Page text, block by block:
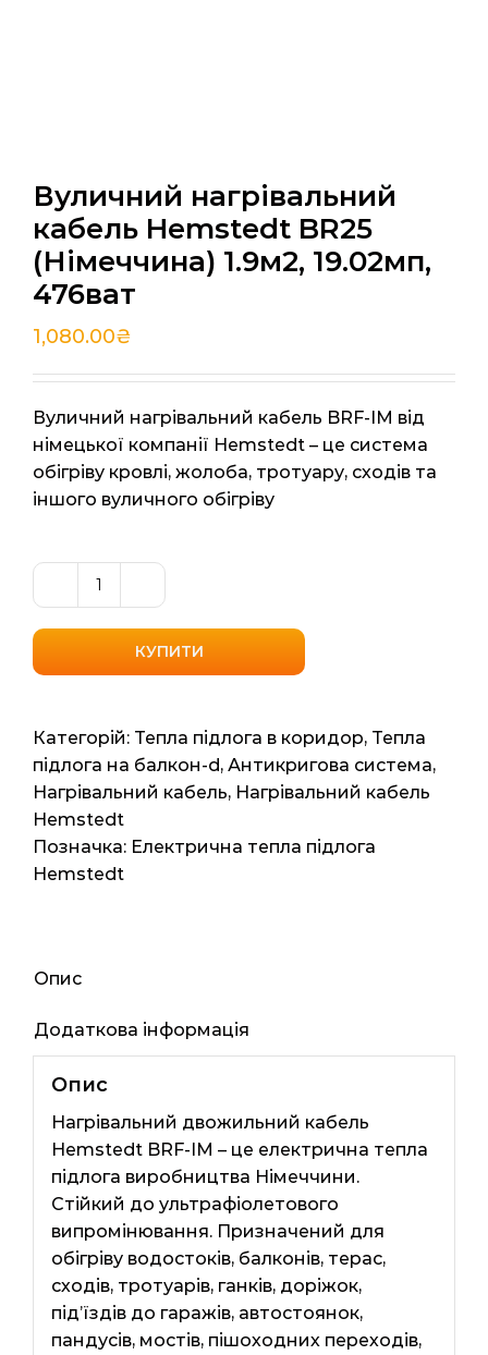
Вуличний нагрівальний
кабель Hemstedt BR25
(Німеччина) 1.9м2, 19.02мп,
476ват
1,080.00₴
Вуличний нагрівальний кабель BRF-IM від
німецької компанії Hemstedt – це система
обігріву кровлі, жолоба, тротуару, сходів та
іншого вуличного обігріву
Вуличний
нагрівальний
кабель
Hemstedt
(Німеччина)
1.9м2,
19.02мп,
476ват
кількість
КУПИТИ
Категорій: Тепла підлога в коридор, Тепла
підлога на балкон-d, Антикригова система,
Нагрівальний кабель, Нагрівальний кабель
Hemstedt
Позначка: Електрична тепла підлога
Hemstedt
Опис
Додаткова інформація
Опис
Нагрівальний двожильний кабель
Hemstedt BRF-IM – це електрична тепла
підлога виробництва Німеччини.
Стійкий до ультрафіолетового
випромінювання. Призначений для
обігріву водостоків, балконів, терас,
сходів, тротуарів, ганків, доріжок,
під’їздів до гаражів, автостоянок,
пандусів, мостів, пішоходних переходів,